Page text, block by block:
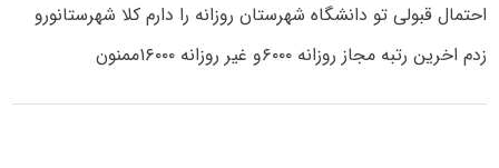
احتمال قبولی تو دانشگاه شهرستان روزانه را دارم کلا شهرستانورو
زدم اخرین رتبه مجاز روزانه ۶۰۰۰و غیر روزانه ۱۶۰۰۰ممنون